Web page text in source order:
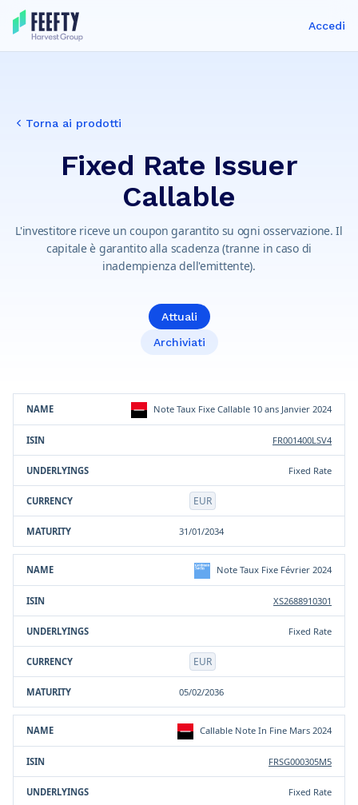
Accedi
Torna ai prodotti
Fixed Rate Issuer
Callable
L'investitore riceve un coupon garantito su ogni osservazione. Il
capitale è garantito alla scadenza (tranne in caso di
inadempienza dell'emittente).
Attuali
Archiviati
Prodotto Sottostante/i Valuta Scadenza
Note Taux Fixe Callable 10 ans Janvier 2024
FR001400LSV4
Fixed Rate
EUR
31/01/2034
Note Taux Fixe Février 2024
XS2688910301
Fixed Rate
EUR
05/02/2036
Callable Note In Fine Mars 2024
FRSG000305M5
Fixed Rate